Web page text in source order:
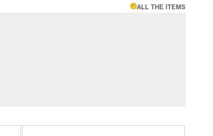
ALL THE ITEMS